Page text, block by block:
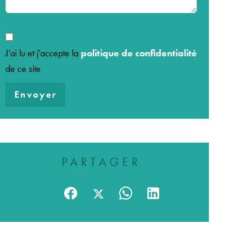
J’ai lu et j'accepte la politique de confidentialité
de ce site
Envoyer
PARTAGER